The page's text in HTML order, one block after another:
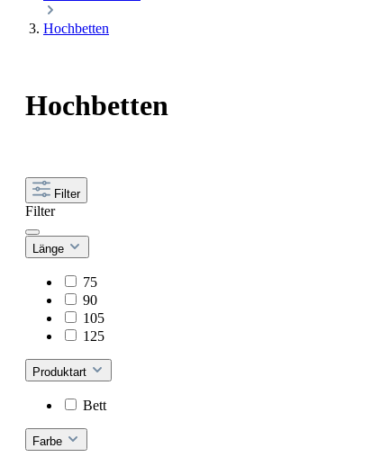
Hochbetten
Hochbetten
Filter
Filter
Länge
75
90
105
125
Produktart
Bett
Farbe